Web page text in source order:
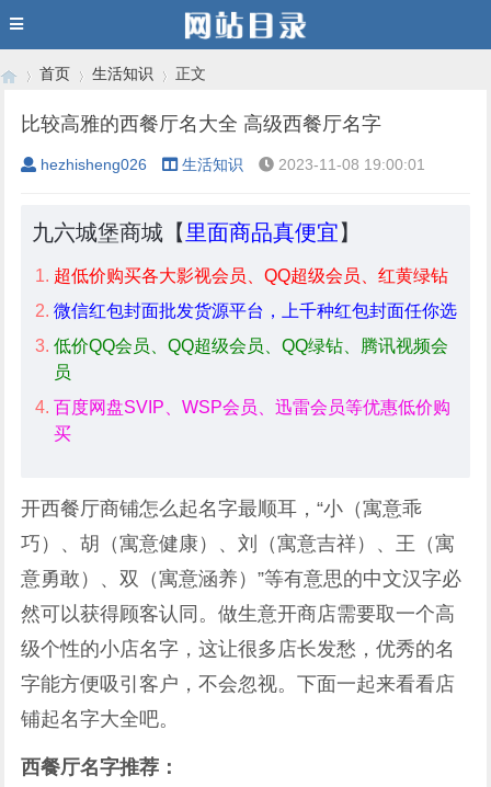
›
首页
›
生活知识 正文
比较高雅的西餐厅名大全 高级西餐厅名字
hezhisheng026 生活知识 2023-11-08 19:00:01
九六城堡商城【 里面商品真便宜】
超低价购买各大影视会员、QQ超级会员、红黄绿钻
微信红包封面批发货源平台，上千种红包封面任你选
低价QQ会员、QQ超级会员、QQ绿钻、腾讯视频会
员
百度网盘SVIP、WSP会员、迅雷会员等优惠低价购
买
开西餐厅商铺怎么起名字最顺耳，“小（寓意乖
巧）、胡（寓意健康）、刘（寓意吉祥）、王（寓
意勇敢）、双（寓意涵养）”等有意思的中文汉字必
然可以获得顾客认同。做生意开商店需要取一个高
级个性的小店名字，这让很多店长发愁，优秀的名
字能方便吸引客户，不会忽视。下面一起来看看店
铺起名字大全吧。
西餐厅名字推荐：